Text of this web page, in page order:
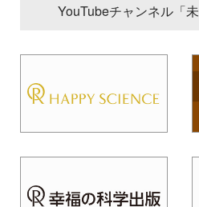
YouTubeチャンネル「